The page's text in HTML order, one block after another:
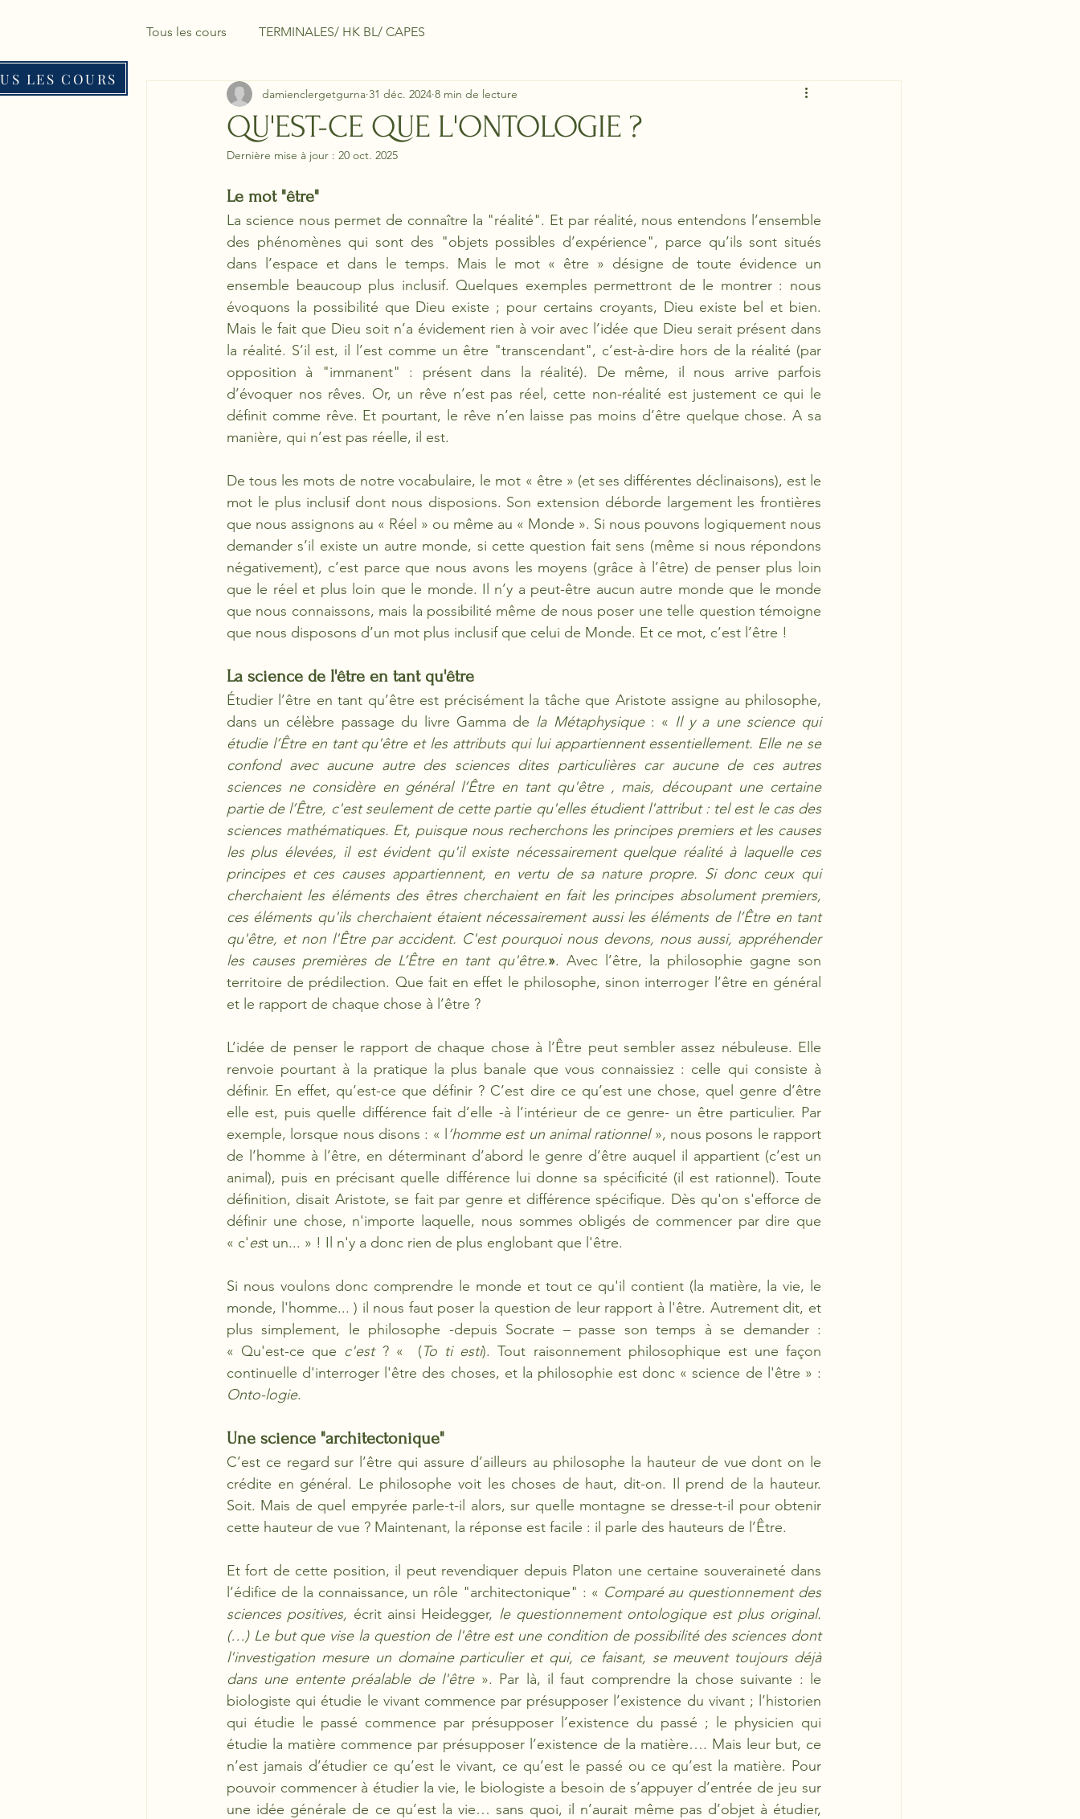
LES COURS
Tous les cours TERMINALES/ HK BL/ CAPES
QU'EST-CE QUE L'ONTOLOGIE ?
damienclergetgurna 31 déc. 2024 8 min de lecture
Dernière mise à jour : 20 oct. 2025
Le mot "être"
La science nous permet de connaître la "réalité". Et par réalité, nous entendons l’ensemble
des phénomènes qui sont des "objets possibles d’expérience", parce qu’ils sont situés
dans l’espace et dans le temps. Mais le mot « être » désigne de toute évidence un
ensemble beaucoup plus inclusif. Quelques exemples permettront de le montrer : nous
évoquons la possibilité que Dieu existe ; pour certains croyants, Dieu existe bel et bien.
Mais le fait que Dieu soit n’a évidement rien à voir avec l’idée que Dieu serait présent dans
la réalité. S’il est, il l’est comme un être "transcendant", c’est-à-dire hors de la réalité (par
opposition à "immanent" : présent dans la réalité). De même, il nous arrive parfois
d’évoquer nos rêves. Or, un rêve n’est pas réel, cette non-réalité est justement ce qui le
définit comme rêve. Et pourtant, le rêve n’en laisse pas moins d’être quelque chose. A sa
manière, qui n’est pas réelle, il est.
De tous les mots de notre vocabulaire, le mot « être » (et ses différentes déclinaisons), est le
mot le plus inclusif dont nous disposions. Son extension déborde largement les frontières
que nous assignons au « Réel » ou même au « Monde ». Si nous pouvons logiquement nous
demander s’il existe un autre monde, si cette question fait sens (même si nous répondons
négativement), c’est parce que nous avons les moyens (grâce à l’être) de penser plus loin
que le réel et plus loin que le monde. Il n’y a peut-être aucun autre monde que le monde
que nous connaissons, mais la possibilité même de nous poser une telle question témoigne
que nous disposons d’un mot plus inclusif que celui de Monde. Et ce mot, c’est l’être !
La science de l'être en tant qu'être
Étudier l’être en tant qu’être est précisément la tâche que Aristote assigne au philosophe,
dans un célèbre passage du livre Gamma de la Métaphysique : « Il y a une science qui
étudie l’Être en tant qu'être et les attributs qui lui appartiennent essentiellement. Elle ne se
confond avec aucune autre des sciences dites particulières car aucune de ces autres
sciences ne considère en général l’Être en tant qu'être , mais, découpant une certaine
partie de l’Être, c'est seulement de cette partie qu'elles étudient l'attribut : tel est le cas des
sciences mathématiques. Et, puisque nous recherchons les principes premiers et les causes
les plus élevées, il est évident qu'il existe nécessairement quelque réalité à laquelle ces
principes et ces causes appartiennent, en vertu de sa nature propre. Si donc ceux qui
cherchaient les éléments des êtres cherchaient en fait les principes absolument premiers,
ces éléments qu'ils cherchaient étaient nécessairement aussi les éléments de l’Être en tant
qu'être, et non l'Être par accident. C'est pourquoi nous devons, nous aussi, appréhender
les causes premières de L’Être en tant qu'être.». Avec l’être, la philosophie gagne son
territoire de prédilection. Que fait en effet le philosophe, sinon interroger l’être en général
et le rapport de chaque chose à l’être ?
L’idée de penser le rapport de chaque chose à l’Être peut sembler assez nébuleuse. Elle
renvoie pourtant à la pratique la plus banale que vous connaissiez : celle qui consiste à
définir. En effet, qu’est-ce que définir ? C’est dire ce qu’est une chose, quel genre d’être
elle est, puis quelle différence fait d’elle -à l’intérieur de ce genre- un être particulier. Par
exemple, lorsque nous disons : « l ’homme est un animal rationnel », nous posons le rapport
de l’homme à l’être, en déterminant d’abord le genre d’être auquel il appartient (c’est un
animal), puis en précisant quelle différence lui donne sa spécificité (il est rationnel). Toute
définition, disait Aristote, se fait par genre et différence spécifique. Dès qu'on s'efforce de
définir une chose, n'importe laquelle, nous sommes obligés de commencer par dire que
« c'est un... » ! Il n'y a donc rien de plus englobant que l'être.
Si nous voulons donc comprendre le monde et tout ce qu'il contient (la matière, la vie, le
monde, l'homme... ) il nous faut poser la question de leur rapport à l'être. Autrement dit, et
plus simplement, le philosophe -depuis Socrate – passe son temps à se demander :
« Qu'est-ce que c'est ? «  (To ti esti). Tout raisonnement philosophique est une façon
Onto-logie.
Une science "architectonique"
C’est ce regard sur l’être qui assure d’ailleurs au philosophe la hauteur de vue dont on le
crédite en général. Le philosophe voit les choses de haut, dit-on. Il prend de la hauteur.
Soit. Mais de quel empyrée parle-t-il alors, sur quelle montagne se dresse-t-il pour obtenir
cette hauteur de vue ? Maintenant, la réponse est facile : il parle des hauteurs de l’Être.
Et fort de cette position, il peut revendiquer depuis Platon une certaine souveraineté dans
l’édifice de la connaissance, un rôle "architectonique" : « Comparé au questionnement des
sciences positives, écrit ainsi Heidegger, le questionnement ontologique est plus original.
(…) Le but que vise la question de l'être est une condition de possibilité des sciences dont
l'investigation mesure un domaine particulier et qui, ce faisant, se meuvent toujours déjà
dans une entente préalable de l'être ». Par là, il faut comprendre la chose suivante : le
biologiste qui étudie le vivant commence par présupposer l’existence du vivant ; l’historien
qui étudie le passé commence par présupposer l’existence du passé ; le physicien qui
étudie la matière commence par présupposer l’existence de la matière…. Mais leur but, ce
n’est jamais d’étudier ce qu’est le vivant, ce qu’est le passé ou ce qu’est la matière. Pour
pouvoir commencer à étudier la vie, le biologiste a besoin de s’appuyer d’entrée de jeu sur
une idée générale de ce qu’est la vie… sans quoi, il n’aurait même pas d’objet à étudier,